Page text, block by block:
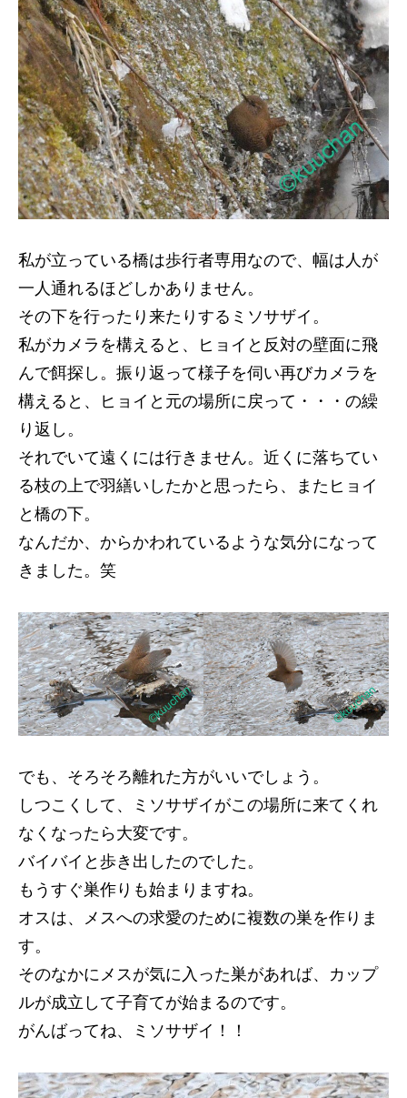
私が立っている橋は歩行者専用なので、幅は人が
一人通れるほどしかありません。
その下を行ったり来たりするミソサザイ。
私がカメラを構えると、ヒョイと反対の壁面に飛
んで餌探し。振り返って様子を伺い再びカメラを
構えると、ヒョイと元の場所に戻って・・・の繰
り返し。
それでいて遠くには行きません。近くに落ちてい
る枝の上で羽繕いしたかと思ったら、またヒョイ
と橋の下。
なんだか、からかわれているような気分になって
きました。笑
でも、そろそろ離れた方がいいでしょう。
しつこくして、ミソサザイがこの場所に来てくれ
なくなったら大変です。
バイバイと歩き出したのでした。
もうすぐ巣作りも始まりますね。
オスは、メスへの求愛のために複数の巣を作りま
す。
そのなかにメスが気に入った巣があれば、カップ
ルが成立して子育てが始まるのです。
がんばってね、ミソサザイ！！